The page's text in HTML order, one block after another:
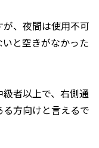
、夜間は使用不可
と空きがなかった
者以上で、右側通
方向けと言えるで